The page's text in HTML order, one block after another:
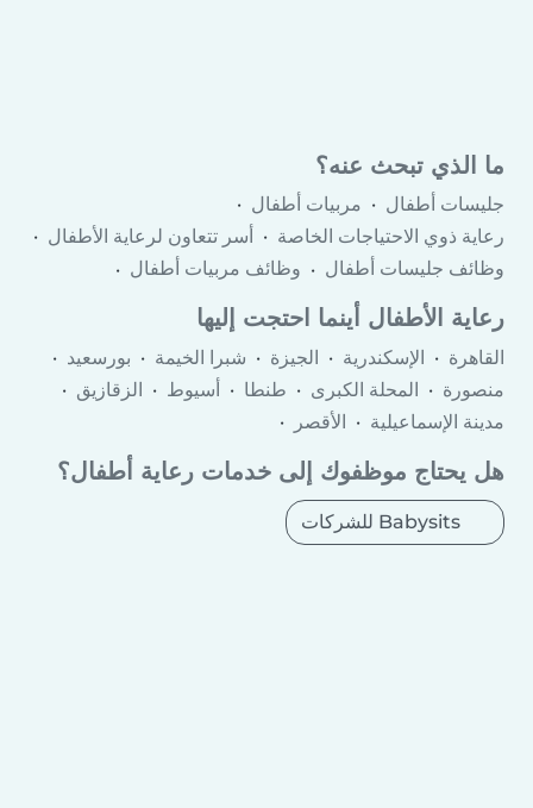
ما الذي تبحث عنه؟
جليسات أطفال
مربيات أطفال
رعاية ذوي الاحتياجات الخاصة
أسر تتعاون لرعاية الأطفال
وظائف جليسات أطفال
وظائف مربيات أطفال
وكالات رعاية الأطفال
رعاية الأطفال أينما احتجت إليها
القاهرة الإسكندرية الجيزة شبرا الخيمة
بورسعيد
منصورة
المحلة الكبرى طنطا أسيوط
الزقازيق
مدينة الإسماعيلية
الأقصر
القاهرة الجديدة
دمياط
المنيا العاشر من رمضان حلوان
الغردقة
كفر الشيخ
قليوب ميت غمر
هل يحتاج موظفوك إلى خدمات رعاية أطفال؟